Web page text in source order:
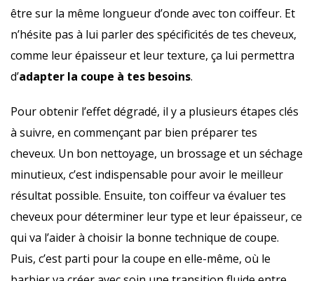
être sur la même longueur d’onde avec ton coiffeur. Et
n’hésite pas à lui parler des spécificités de tes cheveux,
comme leur épaisseur et leur texture, ça lui permettra
d’adapter la coupe à tes besoins.
Pour obtenir l’effet dégradé, il y a plusieurs étapes clés
à suivre, en commençant par bien préparer tes
cheveux. Un bon nettoyage, un brossage et un séchage
minutieux, c’est indispensable pour avoir le meilleur
résultat possible. Ensuite, ton coiffeur va évaluer tes
cheveux pour déterminer leur type et leur épaisseur, ce
qui va l’aider à choisir la bonne technique de coupe.
Puis, c’est parti pour la coupe en elle-même, où le